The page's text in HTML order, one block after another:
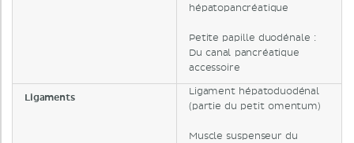
hépatopancréatique
Petite papille duodénale :
Du canal pancréatique
accessoire
Ligaments
Ligament hépatoduodénal
(partie du petit omentum)
Muscle suspenseur du